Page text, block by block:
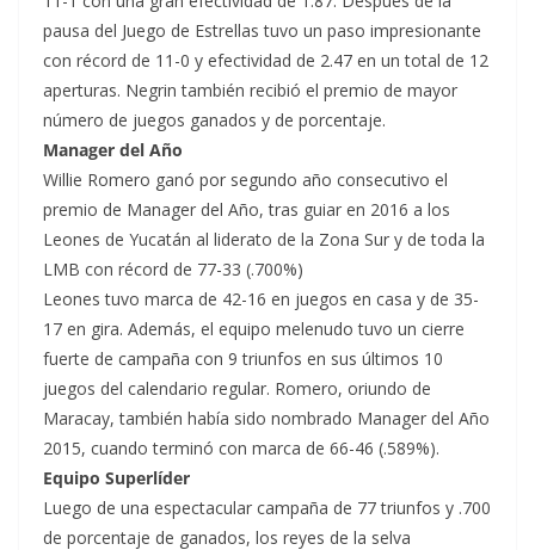
pausa del Juego de Estrellas tuvo un paso impresionante
con récord de 11-0 y efectividad de 2.47 en un total de 12
aperturas. Negrin también recibió el premio de mayor
número de juegos ganados y de porcentaje.
Manager del Año
Willie Romero ganó por segundo año consecutivo el
premio de Manager del Año, tras guiar en 2016 a los
Leones de Yucatán al liderato de la Zona Sur y de toda la
LMB con récord de 77-33 (.700%)
Leones tuvo marca de 42-16 en juegos en casa y de 35-
17 en gira. Además, el equipo melenudo tuvo un cierre
fuerte de campaña con 9 triunfos en sus últimos 10
juegos del calendario regular. Romero, oriundo de
Maracay, también había sido nombrado Manager del Año
2015, cuando terminó con marca de 66-46 (.589%).
Equipo Superlíder
Luego de una espectacular campaña de 77 triunfos y .700
de porcentaje de ganados, los reyes de la selva